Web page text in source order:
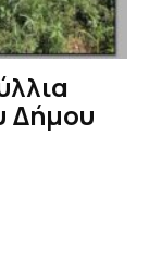
Δήμου